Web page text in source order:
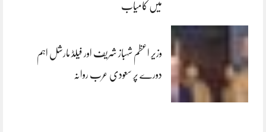
میں کامیاب
وزیر اعظم شہباز شریف اور فیلڈ مارشل اہم
دورے پر سعودی عرب روانہ